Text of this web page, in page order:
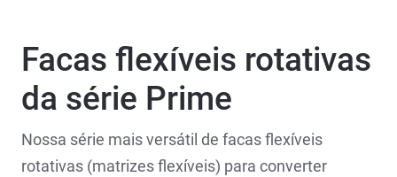
Facas flexíveis rotativas
da série Prime
Nossa série mais versátil de facas flexíveis
rotativas (matrizes flexíveis) para converter